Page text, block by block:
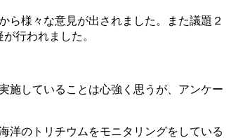
様々な意見が出されました。また議題２
行われました。
施していることは心強く思うが、アンケー
洋のトリチウムをモニタリングをしている